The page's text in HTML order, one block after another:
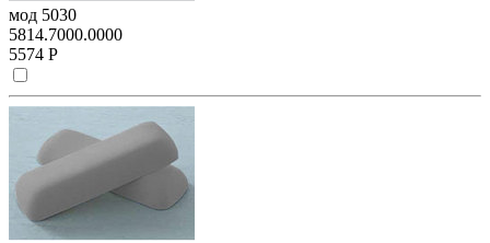
мод 5030
5814.7000.0000
5574 Р